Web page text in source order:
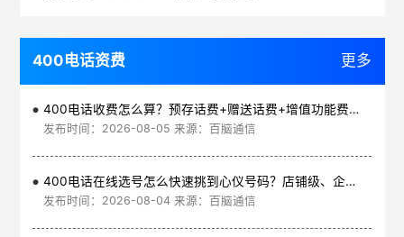
400电话资费 更多
400电话收费怎么算？预存话费+赠送话费+增值功能费透明实惠
发布时间：2026-08-05 来源：百脑通信
400电话在线选号怎么快速挑到心仪号码？店铺级、企业级、集团级一次看清
发布时间：2026-08-04 来源：百脑通信